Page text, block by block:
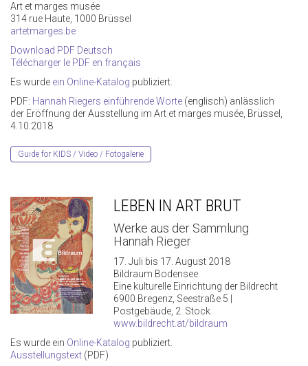
Art et marges musée
314 rue Haute, 1000 Brüssel
artetmarges.be
Download PDF Deutsch
Télécharger le PDF en français
Es wurde ein Online-Katalog publiziert.
PDF: Hannah Riegers einführende Worte (englisch) anlässlich
der Eröffnung der Ausstellung im Art et marges musée, Brüssel,
4.10.2018
Guide for KIDS / Video / Fotogalerie
LEBEN IN ART BRUT
Werke aus der Sammlung
Hannah Rieger
17. Juli bis 17. August 2018
Bildraum Bodensee
Eine kulturelle Einrichtung der Bildrecht
6900 Bregenz, Seestraße 5 |
Postgebäude, 2. Stock
www.bildrecht.at/bildraum
Es wurde ein Online-Katalog publiziert.
Ausstellungstext (PDF)